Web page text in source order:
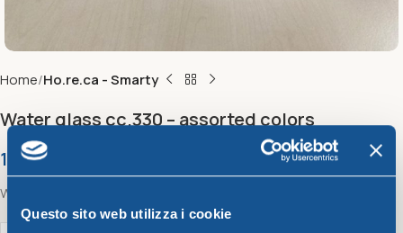
Questo sito web utilizza i cookie
Home Ho.re.ca - Smarty
Water glass cc.330 – assorted colors
1,37€
Water glass cc.330 – assorted colors